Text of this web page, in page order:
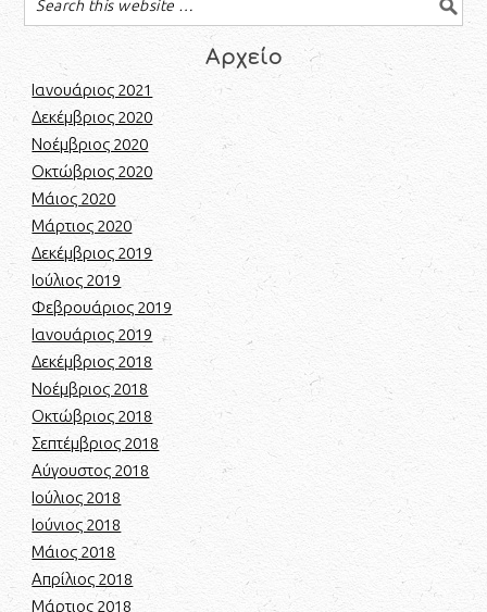
Αρχείο
Ιανουάριος 2021
Δεκέμβριος 2020
Νοέμβριος 2020
Οκτώβριος 2020
Μάιος 2020
Μάρτιος 2020
Δεκέμβριος 2019
Ιούλιος 2019
Φεβρουάριος 2019
Ιανουάριος 2019
Δεκέμβριος 2018
Νοέμβριος 2018
Οκτώβριος 2018
Σεπτέμβριος 2018
Αύγουστος 2018
Ιούλιος 2018
Ιούνιος 2018
Μάιος 2018
Απρίλιος 2018
Μάρτιος 2018